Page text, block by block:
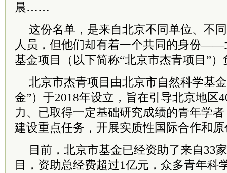
晨……
这份名单，是来自北京不同单位、不
人员，但他们却有着一个共同的身份——
基金项目（以下简称“北京市杰青项目”）
北京市杰青项目由北京市自然科学基
金”）于2018年设立，旨在引导北京地区
力、已取得一定基础研究成绩的青年学
建设重点任务，开展实质性国际合作和
目前，北京市基金已经资助了来自33
目，资助总经费超过1亿元，众多青年科